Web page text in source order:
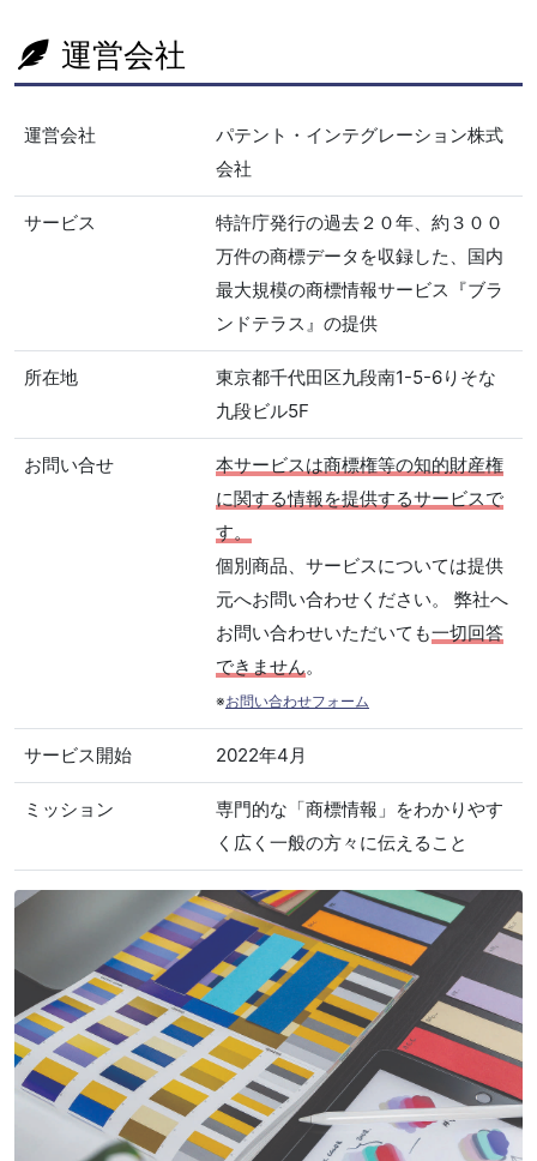
運営会社
運営会社
パテント・インテグレーション株式
会社
サービス
特許庁発行の過去２０年、約３００
万件の商標データを収録した、国内
最大規模の商標情報サービス『ブラ
ンドテラス』の提供
所在地
東京都千代田区九段南1-5-6りそな
九段ビル5F
お問い合せ
本サービスは商標権等の知的財産権
に関する情報を提供するサービスで
す。
個別商品、サービスについては提供
元へお問い合わせください。 弊社へ
お問い合わせいただいても一切回答
できません。
※お問い合わせフォーム
サービス開始 2022年4月
ミッション
専門的な「商標情報」をわかりやす
く広く一般の方々に伝えること